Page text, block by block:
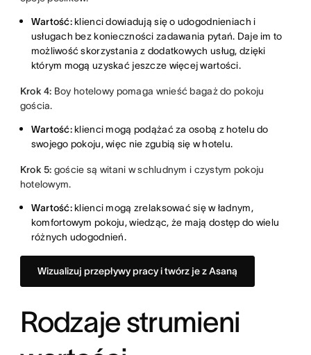
Wartość:klienci dowiadują się o udogodnieniach i
usługach bez konieczności zadawania pytań. Daje im to
możliwość skorzystania z dodatkowych usług, dzięki
którym mogą uzyskać jeszcze więcej wartości.
Krok 4: Boy hotelowy pomaga wnieść bagaż do pokoju
gościa.
Wartość:klienci mogą podążać za osobą z hotelu do
swojego pokoju, więc nie zgubią się w hotelu.
Krok 5: goście są witani w schludnym i czystym pokoju
hotelowym.
Wartość:klienci mogą zrelaksować się w ładnym,
komfortowym pokoju, wiedząc, że mają dostęp do wielu
różnych udogodnień.
Wizualizuj przepływy pracy i twórz je z Asaną
Rodzaje strumieni